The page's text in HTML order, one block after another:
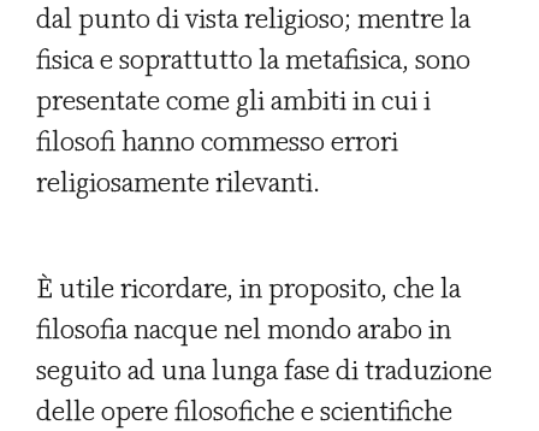
dal punto di vista religioso; mentre la
fisica e soprattutto la metafisica, sono
presentate come gli ambiti in cui i
filosofi hanno commesso errori
religiosamente rilevanti.
È utile ricordare, in proposito, che la
filosofia nacque nel mondo arabo in
seguito ad una lunga fase di traduzione
delle opere filosofiche e scientifiche